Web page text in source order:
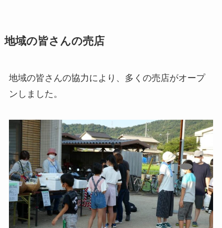
地域の皆さんの売店
地域の皆さんの協力により、多くの売店がオープ
ンしました。